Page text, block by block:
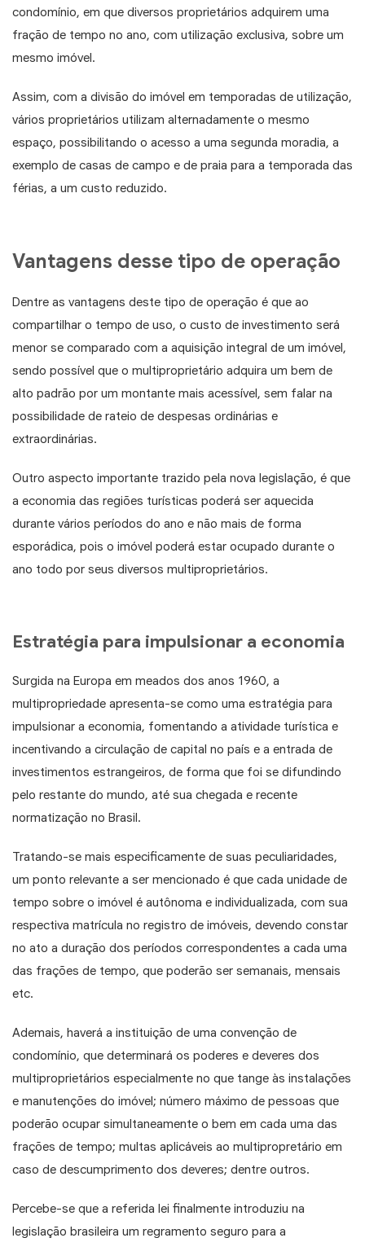
condomínio, em que diversos proprietários adquirem uma
fração de tempo no ano, com utilização exclusiva, sobre um
mesmo imóvel.
Assim, com a divisão do imóvel em temporadas de utilização,
vários proprietários utilizam alternadamente o mesmo
espaço, possibilitando o acesso a uma segunda moradia, a
exemplo de casas de campo e de praia para a temporada das
férias, a um custo reduzido.
Vantagens desse tipo de operação
Dentre as vantagens deste tipo de operação é que ao
compartilhar o tempo de uso, o custo de investimento será
menor se comparado com a aquisição integral de um imóvel,
sendo possível que o multiproprietário adquira um bem de
alto padrão por um montante mais acessível, sem falar na
possibilidade de rateio de despesas ordinárias e
extraordinárias.
Outro aspecto importante trazido pela nova legislação, é que
a economia das regiões turísticas poderá ser aquecida
durante vários períodos do ano e não mais de forma
esporádica, pois o imóvel poderá estar ocupado durante o
ano todo por seus diversos multiproprietários.
Estratégia para impulsionar a economia
Surgida na Europa em meados dos anos 1960, a
multipropriedade apresenta-se como uma estratégia para
impulsionar a economia, fomentando a atividade turística e
incentivando a circulação de capital no país e a entrada de
investimentos estrangeiros, de forma que foi se difundindo
pelo restante do mundo, até sua chegada e recente
normatização no Brasil.
Tratando-se mais especificamente de suas peculiaridades,
um ponto relevante a ser mencionado é que cada unidade de
tempo sobre o imóvel é autônoma e individualizada, com sua
respectiva matrícula no registro de imóveis, devendo constar
no ato a duração dos períodos correspondentes a cada uma
das frações de tempo, que poderão ser semanais, mensais
etc.
Ademais, haverá a instituição de uma convenção de
condomínio, que determinará os poderes e deveres dos
multiproprietários especialmente no que tange às instalações
e manutenções do imóvel; número máximo de pessoas que
poderão ocupar simultaneamente o bem em cada uma das
frações de tempo; multas aplicáveis ao multipropretário em
caso de descumprimento dos deveres; dentre outros.
Percebe-se que a referida lei finalmente introduziu na
legislação brasileira um regramento seguro para a